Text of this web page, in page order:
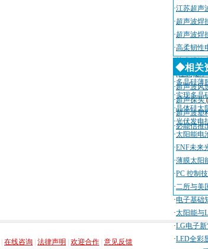
·江苏超声
·超声波焊
·超声波焊
·高柔韧性
技术规格
·[注意]超
·超声波风
·超声探头
·超声波塑
·必能信推
◆相关
·多晶硅薄
·实现多晶
·晶体硅太
·光伏发电
·太阳能电
·ENF未来
·薄膜太阳
·PC 控制
·二所与美
·电子基础
·太阳能与
·LG电子新
·LED全彩
在线咨询 法律声明 欢迎合作 意见反馈